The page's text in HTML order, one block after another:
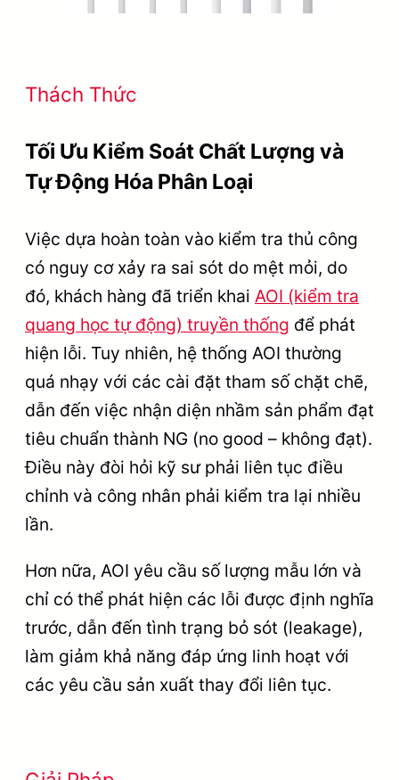
Thách Thức
Tối Ưu Kiểm Soát Chất Lượng và
Tự Động Hóa Phân Loại
Việc dựa hoàn toàn vào kiểm tra thủ công
có nguy cơ xảy ra sai sót do mệt mỏi, do
đó, khách hàng đã triển khai AOI (kiểm tra
quang học tự động) truyền thống để phát
hiện lỗi. Tuy nhiên, hệ thống AOI thường
quá nhạy với các cài đặt tham số chặt chẽ,
dẫn đến việc nhận diện nhầm sản phẩm đạt
tiêu chuẩn thành NG (no good – không đạt).
Điều này đòi hỏi kỹ sư phải liên tục điều
chỉnh và công nhân phải kiểm tra lại nhiều
lần.
Hơn nữa, AOI yêu cầu số lượng mẫu lớn và
chỉ có thể phát hiện các lỗi được định nghĩa
trước, dẫn đến tình trạng bỏ sót (leakage),
làm giảm khả năng đáp ứng linh hoạt với
các yêu cầu sản xuất thay đổi liên tục.